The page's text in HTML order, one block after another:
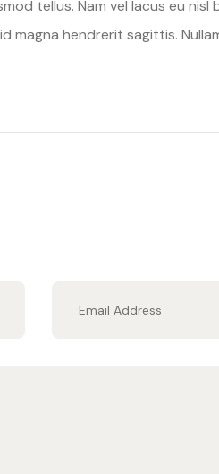
tellus. Nam vel lacus eu nisl
magna hendrerit sagittis.